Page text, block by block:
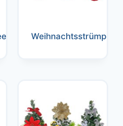
Weihnachtsstrümpfe